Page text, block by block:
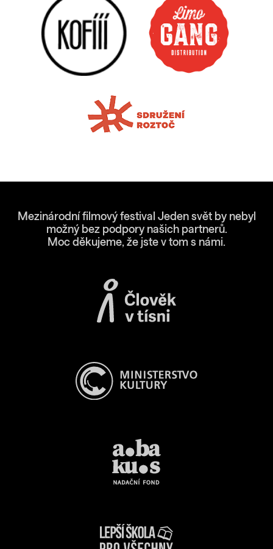
Mezinárodní filmový festival Jeden svět by nebyl
možný bez podpory našich partnerů.
Moc děkujeme, že jste v tom s námi.